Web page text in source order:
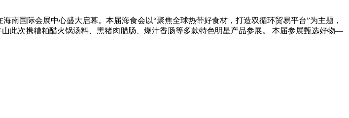
南国际会展中心盛大启幕。本届海食会以“聚焦全球热带好食材，打造双循环贸易平台”为主题，
此次携糟粕醋火锅汤料、黑猪肉腊肠、爆汁香肠等多款特色明星产品参展。 本届参展甄选好物—